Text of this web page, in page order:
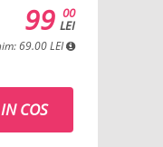
00
LEI
99
69.00 LEI
COS